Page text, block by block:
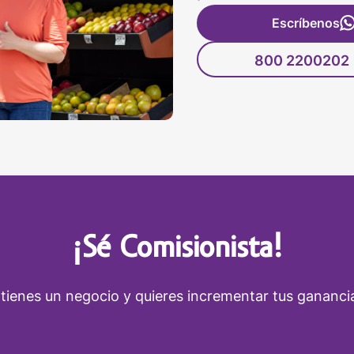
Escríbenos
800 2200202
¡Sé Comisionista!
un negocio y quieres incrementar tus